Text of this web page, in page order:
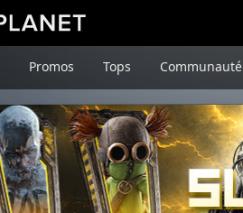
Promos Tops Communauté